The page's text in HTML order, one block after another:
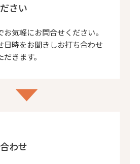
さい
お気軽にお問合せください。
日時をお聞きしお打ち合わせ
きます。
わせ